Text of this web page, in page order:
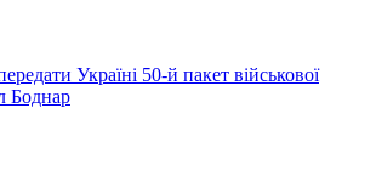
Україні 50-й пакет військової
Боднар